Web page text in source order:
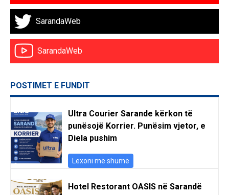
SarandaWeb
SarandaWeb
POSTIMET E FUNDIT
Ultra Courier Sarande kërkon të
punësojë Korrier. Punësim vjetor, e
Diela pushim
Lexoni më shumë
Hotel Restorant OASIS në Sarandë